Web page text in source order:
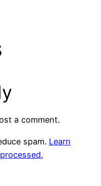
a comment.
spam. Learn